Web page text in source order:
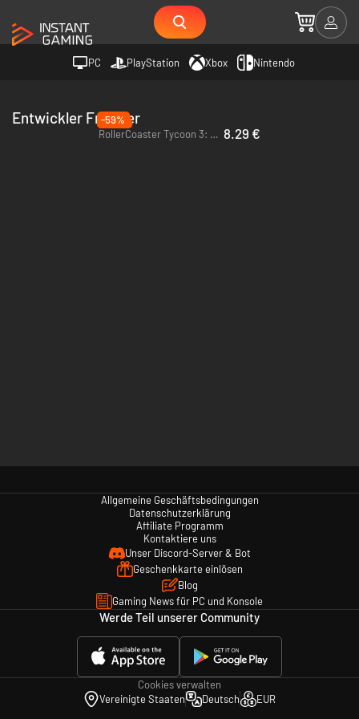
PC PlayStation Xbox Nintendo
Entwickler Frontier
-59%
RollerCoaster Tycoon 3: Platinum - PC & Mac (Steam) 8.29 €
Allgemeine Geschäftsbedingungen
Datenschutzerklärung
Affiliate Programm
Kontaktiere uns
Unser Discord-Server & Bot
Geschenkkarte einlösen
Blog
Gaming News für PC und Konsole
Werde Teil unserer Community
Cookies verwalten
Vereinigte Staaten
Deutsch EUR